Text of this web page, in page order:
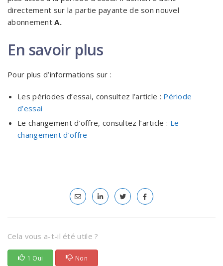
directement sur la partie payante de son nouvel
abonnementA.
En savoir plus
Pour plus d’informations sur :
Les périodes d’essai, consultez l’article : Période
d’essai
Le changement d’offre, consultez l’article : Le
changement d’offre
Cela vous a-t-il été utile ?
1 Oui Non